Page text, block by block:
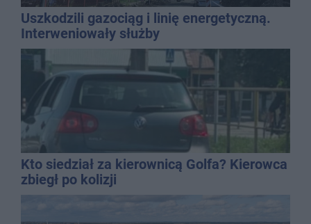
Uszkodzili gazociąg i linię energetyczną.
Interweniowały służby
Kto siedział za kierownicą Golfa? Kierowca
zbiegł po kolizji